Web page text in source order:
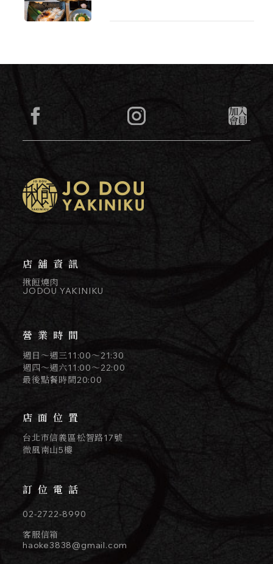
店舖資訊
揪餖燒肉
JODOU YAKINIKU
營業時間
週日～週三11:00～21:30
週四～週六11:00～22:00
最後點餐時間20:00
店面位置
台北市信義區松智路17號
微風南山5樓
訂位電話
02-2722-8990
客服信箱
haoke3838@gmail.com